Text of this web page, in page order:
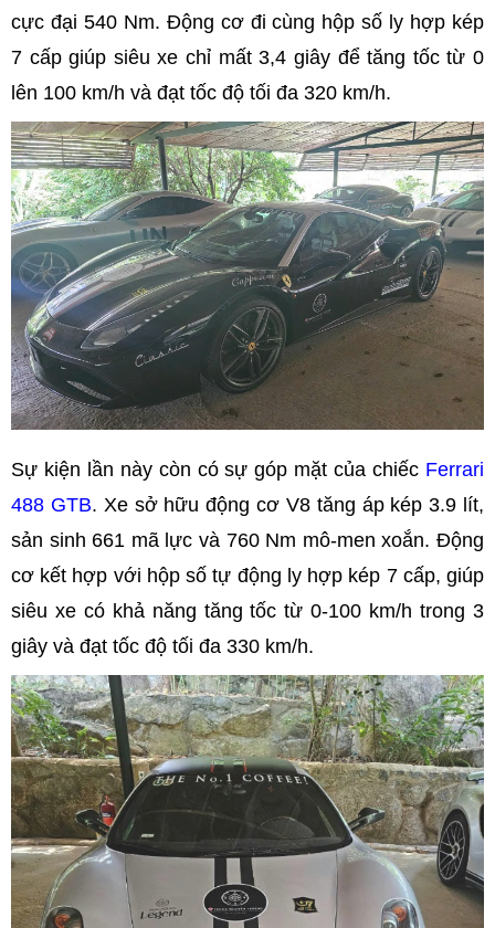
cực đại 540 Nm. Động cơ đi cùng hộp số ly hợp kép
7 cấp giúp siêu xe chỉ mất 3,4 giây để tăng tốc từ 0
lên 100 km/h và đạt tốc độ tối đa 320 km/h.
Sự kiện lần này còn có sự góp mặt của chiếc Ferrari
488 GTB. Xe sở hữu động cơ V8 tăng áp kép 3.9 lít,
sản sinh 661 mã lực và 760 Nm mô-men xoắn. Động
cơ kết hợp với hộp số tự động ly hợp kép 7 cấp, giúp
siêu xe có khả năng tăng tốc từ 0-100 km/h trong 3
giây và đạt tốc độ tối đa 330 km/h.